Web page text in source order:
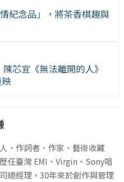
紀念品」，將茶香棋趣與
芯宜《無法離開的人》
、作詞者、作家、藝術收藏
任臺灣 EMI、Virgin、Sony唱
總經理，30年來於創作與管理